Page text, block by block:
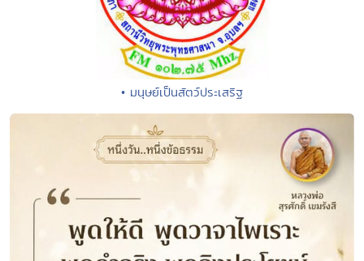
• มนุษย์เป็นสัตว์ประเสริฐ